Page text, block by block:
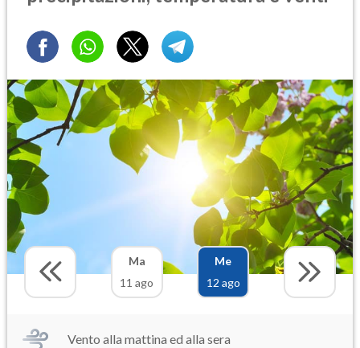
Ma
11 ago
Me
12 ago
Vento alla mattina ed alla sera